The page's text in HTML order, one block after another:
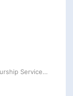
Kexing Future (Guangdong) Entrepreneurship Services Co., Ltd